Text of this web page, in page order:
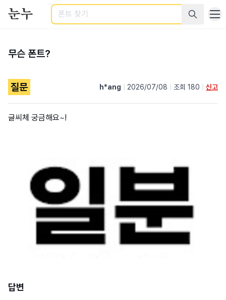
검색
무슨 폰트?
질문 h*ang 2026/07/08 조회 180 신고
글씨체 궁금해요~!
답변